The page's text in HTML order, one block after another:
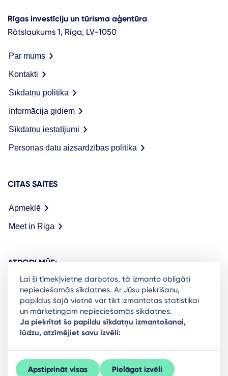
Rīgas investīciju un tūrisma aģentūra
Rātslaukums 1, Rīga, LV-1050
Par mums
Kontakti
Sīkdatņu politika
Informācija gidiem
Sīkdatņu iestatījumi
Personas datu aizsardzības politika
CITAS SAITES
Apmeklē
Meet in Riga
ATRODI MŪS:
Ready to stay in the loop on Rigas business
community? Subscribe to our newsletter.
Sign Up
Lai šī tīmekļvietne darbotos, tā izmanto obligāti
nepieciešamās sīkdatnes. Ar Jūsu piekrišanu,
papildus šajā vietnē var tikt izmantotas statistikai
un mārketingam nepieciešamās sīkdatnes.
Ja piekrītat šo papildu sīkdatņu izmantošanai,
lūdzu, atzīmējiet savu izvēli:
Apstiprināt visas Pielāgot izvēli